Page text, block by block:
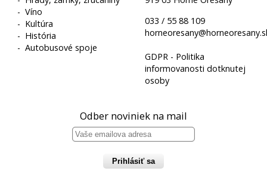
-Víno
- Kultúra
- História
-Autobusové spoje
033 / 55 88 109
GDPR - Politika
informovanosti dotknutej
osoby
Odber noviniek na mail
Prihlásiť sa